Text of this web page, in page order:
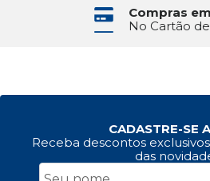
Compras
No Cartão
CADASTRE-SE
Receba descontos
das